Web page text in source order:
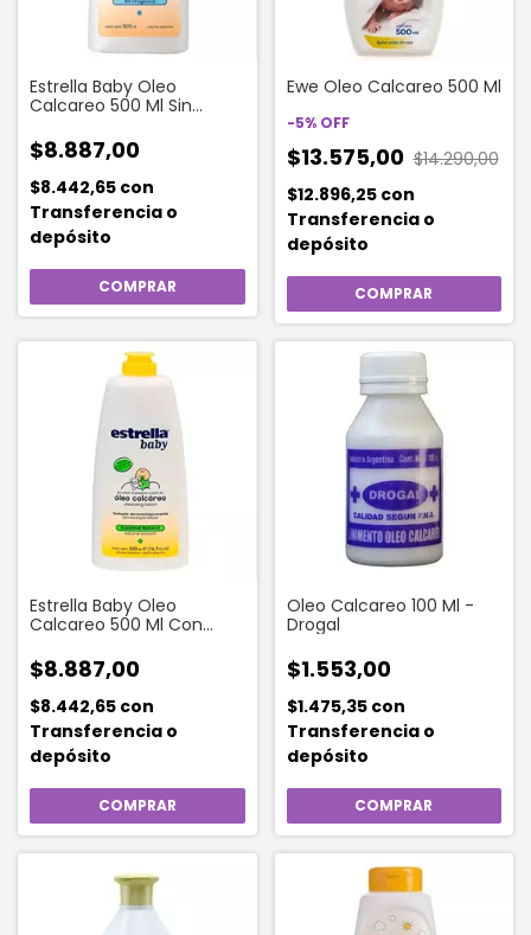
Estrella Baby Oleo
Calcareo 500 Ml Sin
De Algodon
$8.887,00
$8.442,65 con
Transferencia o
depósito
Ewe Oleo Calcareo 500 Ml
-5% OFF
$13.575,00 $14.290,00
$12.896,25 con
Transferencia o
depósito
Estrella Baby Oleo
Calcareo 500 Ml Con
$8.887,00
$8.442,65 con
Transferencia o
depósito
Oleo Calcareo 100 Ml -
Drogal
$1.553,00
$1.475,35 con
Transferencia o
depósito